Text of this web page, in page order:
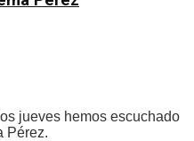
jueves hemos escuchado
Pérez.